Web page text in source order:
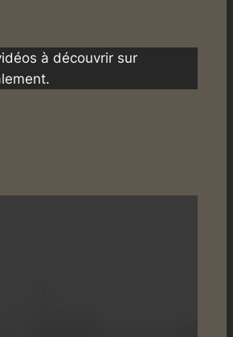
à découvrir sur